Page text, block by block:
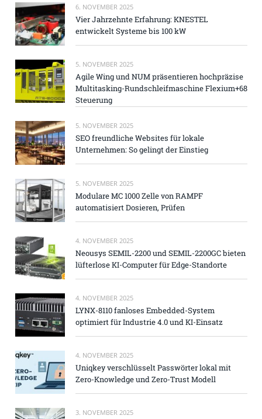
6. NOVEMBER 2025
Vier Jahrzehnte Erfahrung: KNESTEL
entwickelt Systeme bis 100 kW
5. NOVEMBER 2025
Agile Wing und NUM präsentieren hochpräzise
Multitasking-Rundschleifmaschine Flexium+68
Steuerung
5. NOVEMBER 2025
SEO freundliche Websites für lokale
Unternehmen: So gelingt der Einstieg
5. NOVEMBER 2025
Modulare MC 1000 Zelle von RAMPF
automatisiert Dosieren, Prüfen
4. NOVEMBER 2025
Neousys SEMIL-2200 und SEMIL-2200GC bieten
lüfterlose KI-Computer für Edge-Standorte
4. NOVEMBER 2025
LYNX-8110 fanloses Embedded-System
optimiert für Industrie 4.0 und KI-Einsatz
4. NOVEMBER 2025
Uniqkey verschlüsselt Passwörter lokal mit
Zero-Knowledge und Zero-Trust Modell
3. NOVEMBER 2025